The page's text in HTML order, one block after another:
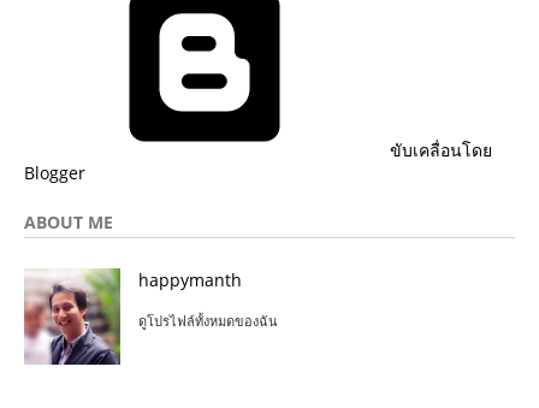
ขับเคลื่อนโดย
Blogger
ABOUT ME
happymanth
ดูโปรไฟล์ทั้งหมดของฉัน